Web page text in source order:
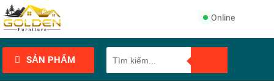
Online
SẢN PHẨM